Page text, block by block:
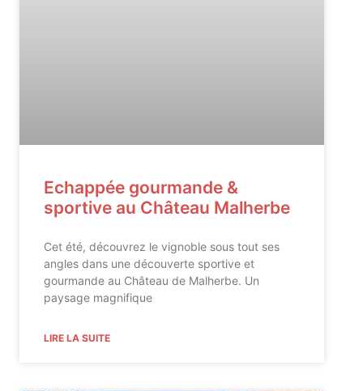
Echappée gourmande &
sportive au Château Malherbe
Cet été, découvrez le vignoble sous tout ses
angles dans une découverte sportive et
gourmande au Château de Malherbe. Un
paysage magnifique
LIRE LA SUITE